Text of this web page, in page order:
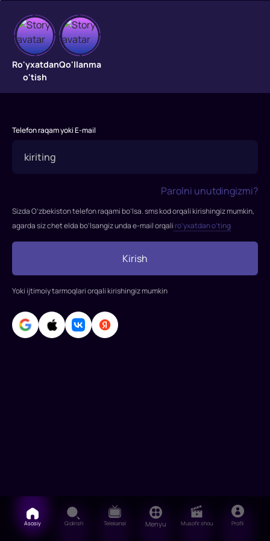
Yo'l
Ro'yxatdan
o'tish
Qo'llanma
Telefon raqam yoki E-mail
Parolni unutdingizmi?
Sizda O’zbekiston telefon raqami bo’lsa. sms kod orqali kirishingiz mumkin,
agarda siz chet elda bo’lsangiz unda e-mail orqali ro’yxatdan o’ting
Kirish
Yoki ijtimoiy tarmoqlari orqali kirishingiz mumkin
Asosiy Qidirish Telekanal Menyu Musofir shou Profil